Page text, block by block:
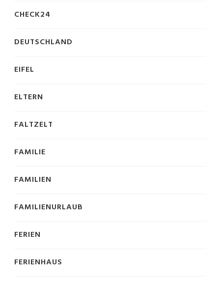
CHECK24
DEUTSCHLAND
EIFEL
ELTERN
FALTZELT
FAMILIE
FAMILIEN
FAMILIENURLAUB
FERIEN
FERIENHAUS